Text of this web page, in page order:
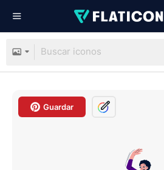
Guardar